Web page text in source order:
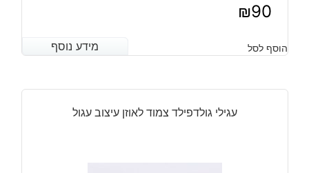
₪90
מידע נוסף הוסף לסל מידע נוסף
עגילי גולדפילד צמוד לאוזן עיצוב עגול